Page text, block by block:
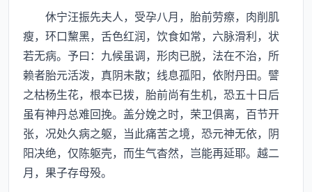
休宁汪振先夫人，受孕八月，胎前劳瘵，肉削肌
瘦，环口黧黑，舌色红润，饮食如常，六脉滑利，状
若无病。予曰：九候虽调，形肉已脱，法在不治，所
赖者胎元活泼，真阴未散；线息孤阳，依附丹田。譬
之枯杨生花，根本已拨，胎前尚有生机，恐五十日后
虽有神丹总难回挽。盖分娩之时，荣卫俱离，百节开
张，况处久病之躯，当此痛苦之境，恐元神无依，阴
阳决绝，仅陈躯壳，而生气杳然，岂能再延耶。越二
月，果子存母殁。